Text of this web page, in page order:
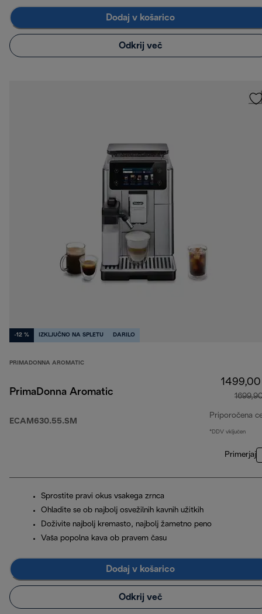
Dodaj v košarico
Odkrij več
-12 % IZKLJUČNO NA SPLETU DARILO
PRIMADONNA AROMATIC
PrimaDonna Aromatic
ECAM630.55.SM
Priporočena
*DDV vključen
Primerjaj
Sprostite pravi okus vsakega zrnca
Ohladite se ob najbolj osvežilnih kavnih užitkih
Doživite najbolj kremasto, najbolj žametno peno
Vaša popolna kava ob pravem času
Dodaj v košarico
Odkrij več